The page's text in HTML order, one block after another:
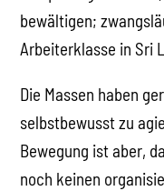
bewältigen;
Arbeiterklasse in Sri
Die Massen haben
selbstbewusst zu
Bewegung ist aber,
noch keinen